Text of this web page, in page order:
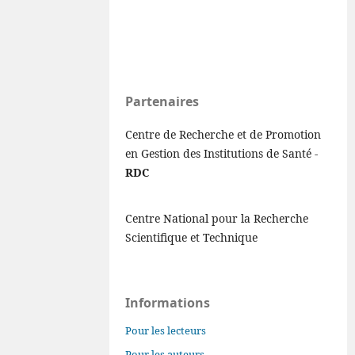
Partenaires
Centre de Recherche et de Promotion
en Gestion des Institutions de Santé -
RDC
Centre National pour la Recherche
Scientifique et Technique
Informations
Pour les lecteurs